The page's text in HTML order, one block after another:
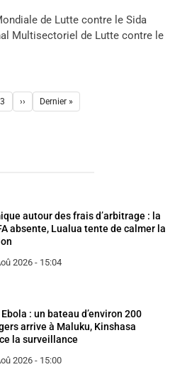
de Lutte contre le Sida
Multisectoriel de Lutte contre le
Page
3 Page suivante
›› Dernière page
Dernier »
autour des frais d’arbitrage : la
absente, Lualua tente de calmer la
2026 - 15:04
: un bateau d’environ 200
arrive à Maluku, Kinshasa
la surveillance
2026 - 15:00